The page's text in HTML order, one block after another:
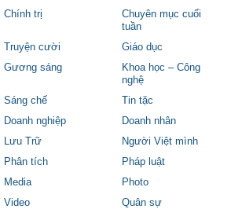
Chính trị
Chuyên mục cuối
tuần
Truyện cười
Giáo dục
Gương sáng
Khoa học – Công
nghệ
Sáng chế
Tin tặc
Doanh nghiệp
Doanh nhân
Lưu Trữ
Người Việt mình
Phân tích
Pháp luật
Media
Photo
Video
Quân sự